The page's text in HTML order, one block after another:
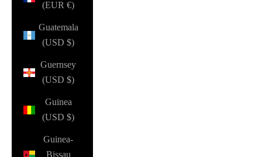
(EUR €)
Guatemala
(USD $)
Guernsey
(USD $)
Guinea
(USD $)
Guinea-
Bissau